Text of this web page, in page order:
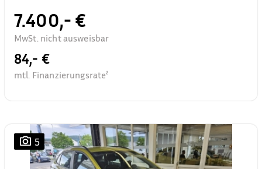
7.400,- €
MwSt. nicht ausweisbar
84,- €
mtl. Finanzierungsrate²
5